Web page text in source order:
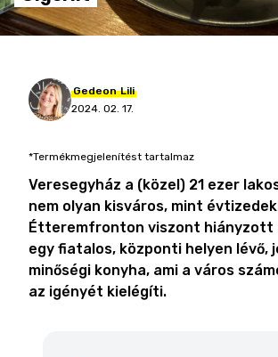
Gedeon Lili
2024. 02. 17.
*Termékmegjelenítést tartalmaz
Veresegyház a (közel) 21 ezer
nem olyan kisváros, mint
Étteremfronton viszont hiányzott
egy fiatalos, központi helyen lévő,
minőségi konyha, ami a város
az igényét kielégíti.